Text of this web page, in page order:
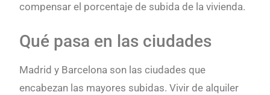
compensar el porcentaje de subida de la vivienda.
Qué pasa en las ciudades
Madrid y Barcelona son las ciudades que
encabezan las mayores subidas. Vivir de alquiler